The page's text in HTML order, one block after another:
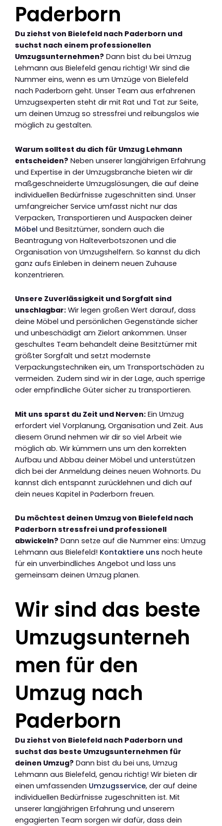
Paderborn
Du ziehst von Bielefeld nach Paderborn und
suchst nach einem professionellen
Umzugsunternehmen? Dann bist du bei Umzug
Lehmann aus Bielefeld genau richtig! Wir sind die
Nummer eins, wenn es um Umzüge von Bielefeld
nach Paderborn geht. Unser Team aus erfahrenen
Umzugsexperten steht dir mit Rat und Tat zur Seite,
um deinen Umzug so stressfrei und reibungslos wie
möglich zu gestalten.
Warum solltest du dich für Umzug Lehmann
entscheiden? Neben unserer langjährigen Erfahrung
und Expertise in der Umzugsbranche bieten wir dir
maßgeschneiderte Umzugslösungen, die auf deine
individuellen Bedürfnisse zugeschnitten sind. Unser
umfangreicher Service umfasst nicht nur das
Verpacken, Transportieren und Auspacken deiner
Möbel und Besitztümer, sondern auch die
Beantragung von Halteverbotszonen und die
Organisation von Umzugshelfern. So kannst du dich
ganz aufs Einleben in deinem neuen Zuhause
konzentrieren.
Unsere Zuverlässigkeit und Sorgfalt sind
unschlagbar: Wir legen großen Wert darauf, dass
deine Möbel und persönlichen Gegenstände sicher
und unbeschädigt am Zielort ankommen. Unser
geschultes Team behandelt deine Besitztümer mit
größter Sorgfalt und setzt modernste
Verpackungstechniken ein, um Transportschäden zu
vermeiden. Zudem sind wir in der Lage, auch sperrige
oder empfindliche Güter sicher zu transportieren.
Mit uns sparst du Zeit und Nerven: Ein Umzug
erfordert viel Vorplanung, Organisation und Zeit. Aus
diesem Grund nehmen wir dir so viel Arbeit wie
möglich ab. Wir kümmern uns um den korrekten
Aufbau und Abbau deiner Möbel und unterstützen
dich bei der Anmeldung deines neuen Wohnorts. Du
kannst dich entspannt zurücklehnen und dich auf
dein neues Kapitel in Paderborn freuen.
Du möchtest deinen Umzug von Bielefeld nach
Paderborn stressfrei und professionell
abwickeln? Dann setze auf die Nummer eins: Umzug
Lehmann aus Bielefeld! Kontaktiere uns noch heute
für ein unverbindliches Angebot und lass uns
gemeinsam deinen Umzug planen.
Wir sind das beste
Umzugsunterneh
men für den
Umzug nach
Paderborn
Du ziehst von Bielefeld nach Paderborn und
suchst das beste Umzugsunternehmen für
deinen Umzug? Dann bist du bei uns, Umzug
Lehmann aus Bielefeld, genau richtig! Wir bieten dir
einen umfassenden Umzugsservice, der auf deine
individuellen Bedürfnisse zugeschnitten ist. Mit
unserer langjährigen Erfahrung und unserem
engagierten Team sorgen wir dafür, dass dein